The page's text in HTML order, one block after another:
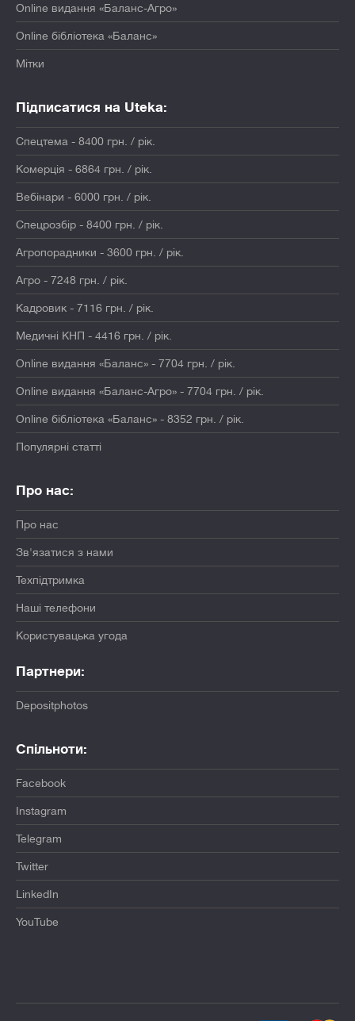
Online видання «Баланс-Агро»
Online бібліотека «Баланс»
Мітки
Підписатися на Uteka:
Спецтема - 8400 грн. / рік.
Комерція - 6864 грн. / рік.
Вебінари - 6000 грн. / рік.
Спецрозбір - 8400 грн. / рік.
Агропорадники - 3600 грн. / рік.
Агро - 7248 грн. / рік.
Кадровик - 7116 грн. / рік.
Медичні КНП - 4416 грн. / рік.
Online видання «Баланс» - 7704 грн. / рік.
Online видання «Баланс-Агро» - 7704 грн. / рік.
Online бібліотека «Баланс» - 8352 грн. / рік.
Популярні статті
Про нас:
Про нас
Зв'язатися з нами
Техпідтримка
Наші телефони
Користувацька угода
Партнери:
Depositphotos
Спільноти:
Facebook
Instagram
Telegram
Twitter
LinkedIn
YouTube